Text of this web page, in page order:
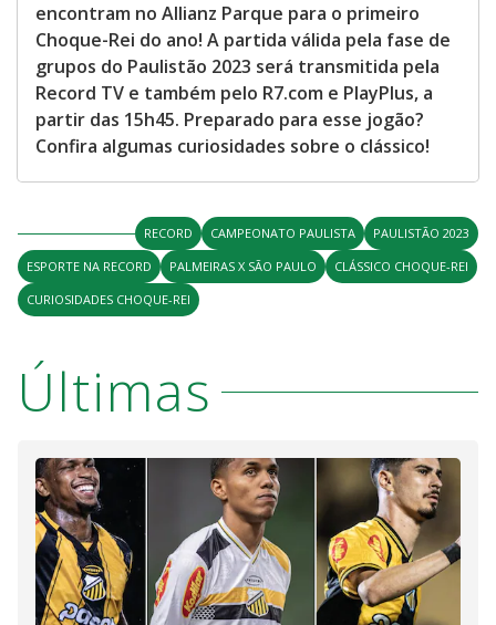
encontram no Allianz Parque para o primeiro
Choque-Rei do ano! A partida válida pela fase de
grupos do Paulistão 2023 será transmitida pela
Record TV e também pelo R7.com e PlayPlus, a
partir das 15h45. Preparado para esse jogão?
Confira algumas curiosidades sobre o clássico!
RECORD CAMPEONATO PAULISTA
PAULISTÃO 2023
ESPORTE NA RECORD
PALMEIRAS X SÃO PAULO
CLÁSSICO CHOQUE-REI
CURIOSIDADES CHOQUE-REI
Últimas